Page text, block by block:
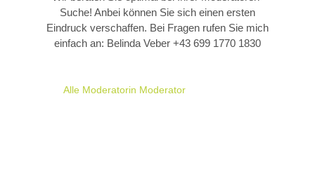
Suche! Anbei können Sie sich einen ersten
Eindruck verschaffen. Bei Fragen rufen Sie mich
einfach an: Belinda Veber +43 699 1770 1830
Alle Moderatorin Moderator